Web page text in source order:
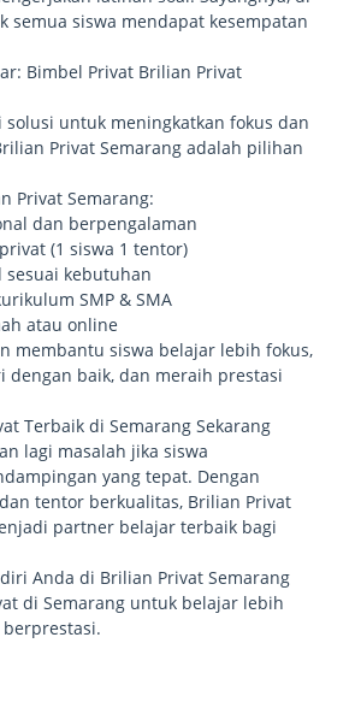
semua siswa mendapat kesempatan
Bimbel Privat Brilian Privat
solusi untuk meningkatkan fokus dan
Privat Semarang adalah pilihan
Privat Semarang:
dan berpengalaman
(1 siswa 1 tentor)
sesuai kebutuhan
SMP & SMA
atau online
membantu siswa belajar lebih fokus,
dengan baik, dan meraih prestasi
Terbaik di Semarang Sekarang
lagi masalah jika siswa
yang tepat. Dengan
tentor berkualitas, Brilian Privat
partner belajar terbaik bagi
Anda di Brilian Privat Semarang
di Semarang untuk belajar lebih